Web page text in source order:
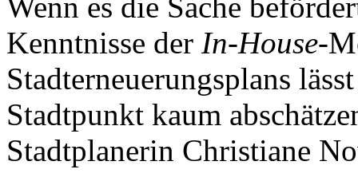
Kenntnisse der In-House-
Stadterneuerungsplans
Stadtpunkt kaum
Stadtplanerin Christiane